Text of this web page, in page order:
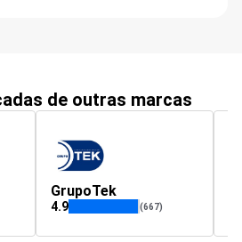
de outras marcas
GrupoTek
4.9 (667)